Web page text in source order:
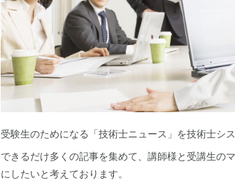
受験生のためになる「技術士ニュース」を技術士シ
できるだけ多くの記事を集めて、講師様と受講生の
にしたいと考えております。